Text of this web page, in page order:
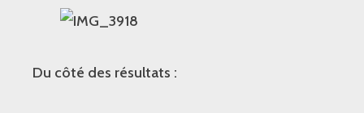
Du côté des résultats :